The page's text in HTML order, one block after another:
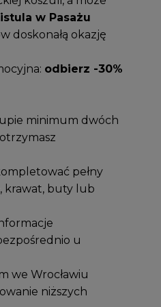
w Pasażu
doskonałą okazję
odbierz -30%
minimum dwóch
pełny
krawat, buty lub
u
we Wrocławiu
niższych